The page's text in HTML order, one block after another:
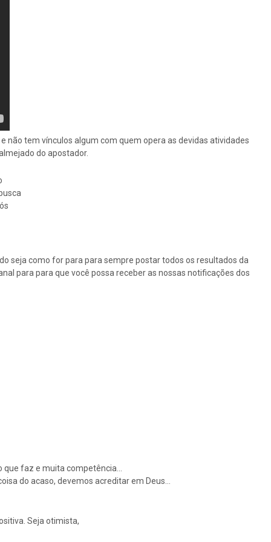
não tem vínculos algum com quem opera as devidas atividades
do apostador.
seja como for para para sempre postar todos os resultados da
para para que você possa receber as nossas notificações dos
que faz e muita competência…
do acaso, devemos acreditar em Deus…
Seja otimista,